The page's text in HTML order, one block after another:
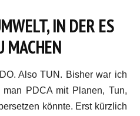
IN DER ES
MACHEN
Also TUN. Bisher war ich
PDCA mit Planen, Tun,
könnte. Erst kürzlich